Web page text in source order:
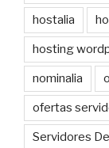
hostalia
hosting
nominalia
ofertas
Servidores